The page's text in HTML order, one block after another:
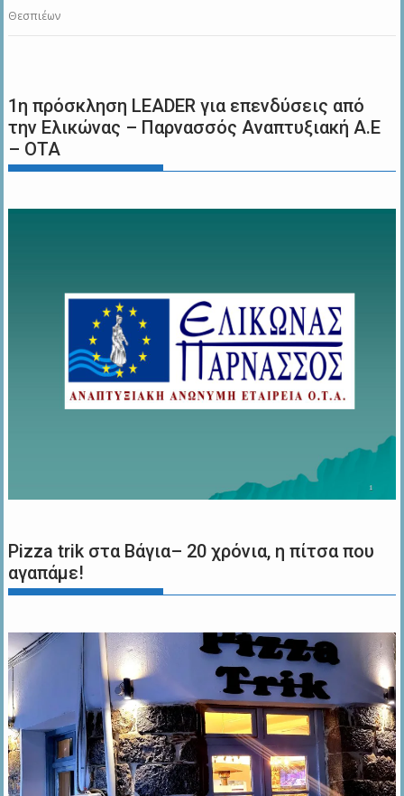
Θεσπιέων
1η πρόσκληση LEADER για επενδύσεις από
την Ελικώνας – Παρνασσός Αναπτυξιακή Α.Ε
– ΟΤΑ
Pizza trik στα Βάγια– 20 χρόνια, η πίτσα που
αγαπάμε!